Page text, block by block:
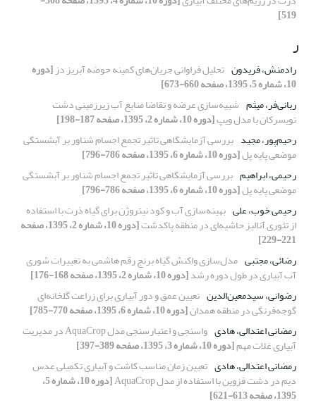
519]
ر
رادمنش، فریدون تحلیل فراوانی جریان‌های کمینه حوضه آبریز دز[دوره
10، شماره 5، 1395، صفحه 660-673]
ربانی‌فر، میثم شبیه‌سازی عرضه و تقاضا منابع آب زیرزمینی دشت
تویسرکان با مدل ویپ[دوره 10، شماره 2، 1395، صفحه 187-198]
رحیم‌پور، مجید بررسی آزمایشگاهی تاثیر تجمع اجسام شناور بر آبشستگی
موضعی پایه پل[دوره 10، شماره 6، 1395، صفحه 786-796]
رحیمی، ابراهیم بررسی آزمایشگاهی تاثیر تجمع اجسام شناور بر آبشستگی
موضعی پایه پل[دوره 10، شماره 6، 1395، صفحه 786-796]
رحیمی خوب، علی بهینه‌سازی آب و کود نیتروژن برای گیاه ذرت با استفاده
از تئوری آنالیز حاشیه‌ای در منطقه پاکدشت [دوره 10، شماره 2، 1395، صفحه
221-229]
رضائی، مجتبی مدل‌سازی واکنش گیاه برنج رقم هاشمی به تغییرات شوری
آب آبیاری در طول دوره رشد[دوره 10، شماره 2، 1395، صفحه 168-176]
رضوانی، سیدمعین‌الدین تعیین عمق و دور آبیاری برای زراعت گلخانه‌ای
گوجه‌فرنگی در منطقه همدان[دوره 10، شماره 6، 1395، صفحه 770-785]
رمضانی اعتدالی، هادی
واسنجی و اعتبارسنجی مدل AquaCrop در مدیریت
آبیاری غلات مهم[دوره 10، شماره 3، 1395، صفحه 389-397]
رمضانی اعتدالی، هادی تعیین زمان مناسب کاشت و آبیاری تکمیلی عدس
دیم در دشت قزوین با استفاده از مدل AquaCrop [دوره 10، شماره 5،
1395، صفحه 613-621]